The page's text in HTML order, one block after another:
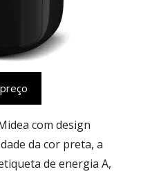
com design
da cor preta, a
de energia A,